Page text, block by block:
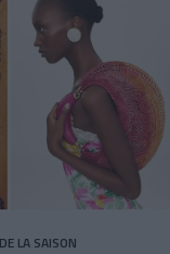
LA SAISON